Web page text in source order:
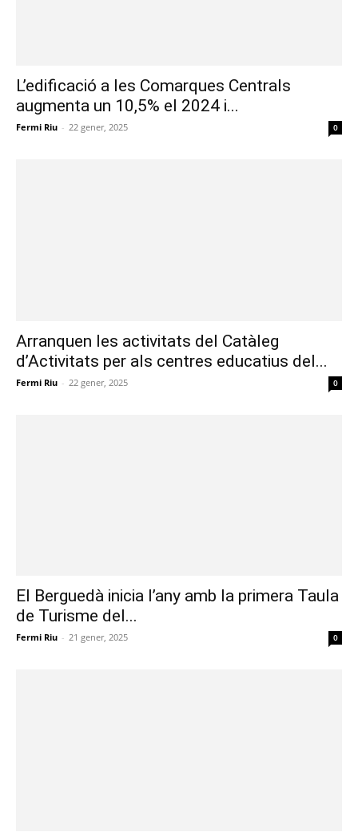
L’edificació a les Comarques Centrals
augmenta un 10,5% el 2024 i...
Fermi Riu - 22 gener, 2025 0
Arranquen les activitats del Catàleg
d’Activitats per als centres educatius del...
Fermi Riu - 22 gener, 2025 0
El Berguedà inicia l’any amb la primera Taula
de Turisme del...
Fermi Riu - 21 gener, 2025 0